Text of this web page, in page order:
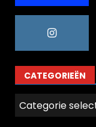
CATEGORIEËN
Categorieën